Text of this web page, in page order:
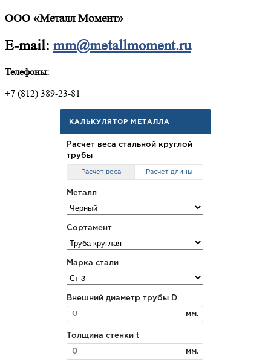
ООО «Металл Момент»
E-mail: mm@metallmoment.ru
Телефоны:
+7 (812) 389-23-81